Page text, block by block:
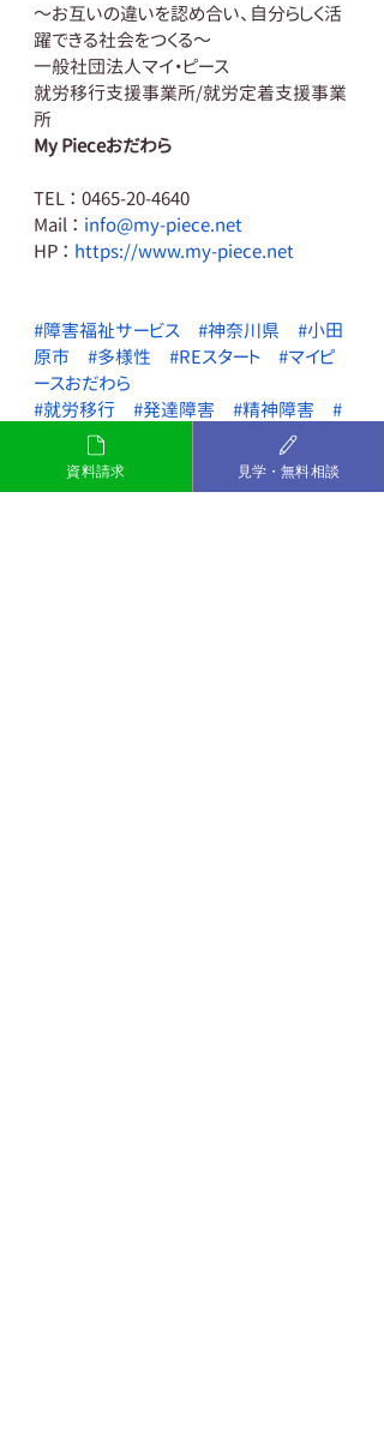
～お互いの違いを認め合い、自分らしく活
躍できる社会をつくる～
一般社団法人マイ・ピース
就労移行支援事業所/就労定着支援事業
所
My Pieceおだわら
TEL ： 0465-20-4640
Mail ： info@my-piece.net
HP ： https://www.my-piece.net
#障害福祉サービス #神奈川県
#小田
原市
#多様性 #REスタート
#マイピ
ースおだわら
#就労移行
#発達障害 #精神障害
#
障害者雇用
#グレーゾーン
#就職活動
#小田原
#スキル #プログラム
#PC
資料請求 見学・無料相談